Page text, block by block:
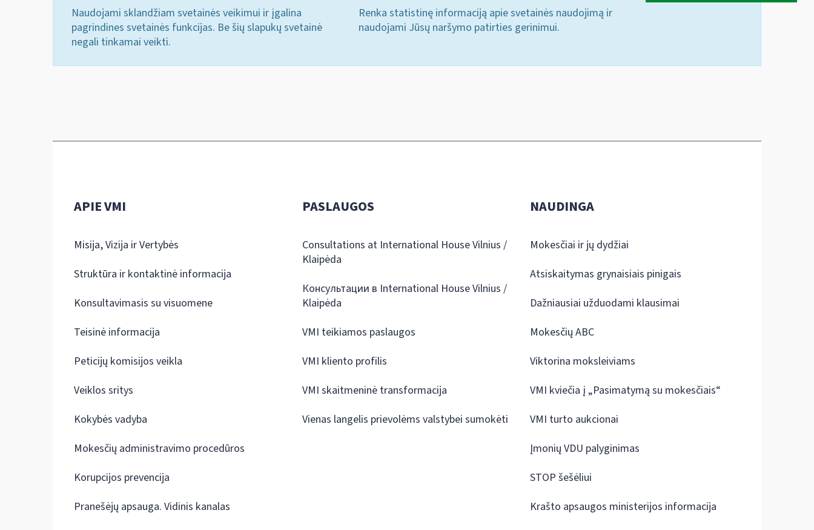
Naudojami sklandžiam svetainės veikimui ir įgalina
pagrindines svetainės funkcijas. Be šių slapukų svetainė
negali tinkamai veikti.
Renka statistinę informaciją apie svetainės naudojimą ir
naudojami Jūsų naršymo patirties gerinimui.
APIE VMI
Misija, Vizija ir Vertybės
Struktūra ir kontaktinė informacija
Konsultavimasis su visuomene
Teisinė informacija
Peticijų komisijos veikla
Veiklos sritys
Kokybės vadyba
Mokesčių administravimo procedūros
Korupcijos prevencija
Pranešėjų apsauga. Vidinis kanalas
PASLAUGOS
Consultations at International House Vilnius /
Klaipėda
Консультации в International House Vilnius /
Klaipėda
VMI teikiamos paslaugos
VMI kliento profilis
VMI skaitmeninė transformacija
Vienas langelis prievolėms valstybei sumokėti
NAUDINGA
Mokesčiai ir jų dydžiai
Atsiskaitymas grynaisiais pinigais
Dažniausiai užduodami klausimai
Mokesčių ABC
Viktorina moksleiviams
VMI kviečia į „Pasimatymą su mokesčiais“
VMI turto aukcionai
Įmonių VDU palyginimas
STOP šešėliui
Krašto apsaugos ministerijos informacija